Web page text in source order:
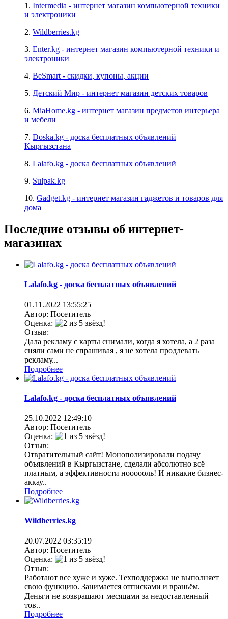
1. Intermedia - интернет магазин компьютерной техники
и электроники
2. Wildberries.kg
3. Enter.kg - интернет магазин компьютерной техники и
электроники
4. BeSmart - скидки, купоны, акции
5. Детский Мир - интернет магазин детских товаров
6. MiaHome.kg - интернет магазин предметов интерьера
и мебели
7. Doska.kg - доска бесплатных объявлений
Кыргызстана
8. Lalafo.kg - доска бесплатных объявлений
9. Sulpak.kg
10. Gadget.kg - интернет магазин гаджетов и товаров для
дома
Последние отзывы об интернет-
магазинах
Lalafo.kg - доска бесплатных объявлений
01.11.2022 13:55:25
Автор: Посетитель
Оценка:
Отзыв:
Дала рекламу с карты снимали, когда я хотела, а 2 раза
сняли сами не спрашивая , я не хотела продлевать
рекламу...
Подробнее
Lalafo.kg - доска бесплатных объявлений
25.10.2022 12:49:10
Автор: Посетитель
Оценка:
Отзыв:
Отвратительный сайт! Монополизировали подачу
объявлений в Кыргызстане, сделали абсолютно всё
платным, а эффективности ноооооль! И никакие бизнес-
аккау..
Подробнее
Wildberries.kg
20.07.2022 03:35:19
Автор: Посетитель
Оценка:
Отзыв:
Работают все хуже и хуже. Техподдержка не выполняет
свою функцию. Занимается отписками и враньём.
Деньги не возвращают месяцами за недоставленный
тов..
Подробнее